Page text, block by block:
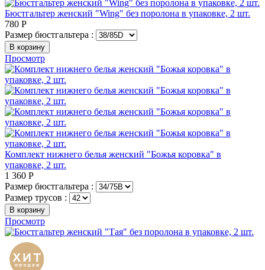
Бюстгальтер женский "Wing" без поролона в упаковке, 2 шт.
780 Р
Размер бюстгальтера :
В корзину
Просмотр
Комплект нижнего белья женский "Божья коровка" в
упаковке, 2 шт.
1 360 Р
Размер бюстгальтера :
Размер трусов :
В корзину
Просмотр